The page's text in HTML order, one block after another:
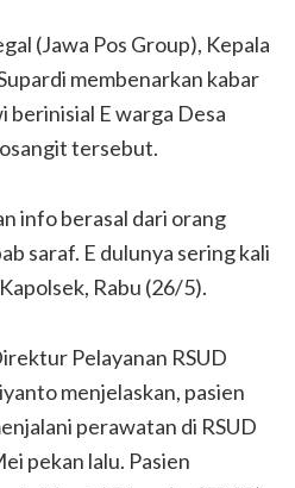
(Jawa Pos Group), Kepala
membenarkan kabar
berinisial E warga Desa
tersebut.
info berasal dari orang
saraf. E dulunya sering kali
Rabu (26/5).
Pelayanan RSUD
menjelaskan, pasien
perawatan di RSUD
pekan lalu. Pasien